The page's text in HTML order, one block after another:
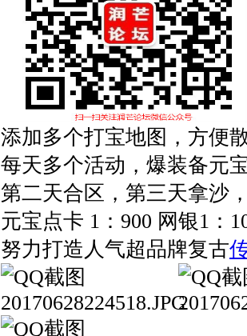
添加多个打宝地图，方便
每天多个活动，爆装备元
第二天合区，第三天拿沙
元宝点卡 1：900 网银1：
努力打造人气超品牌复古